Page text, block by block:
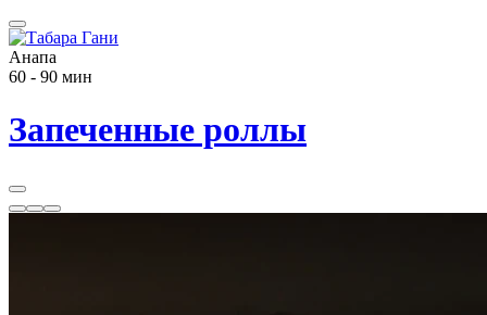
Анапа
60 - 90 мин
Запеченные роллы